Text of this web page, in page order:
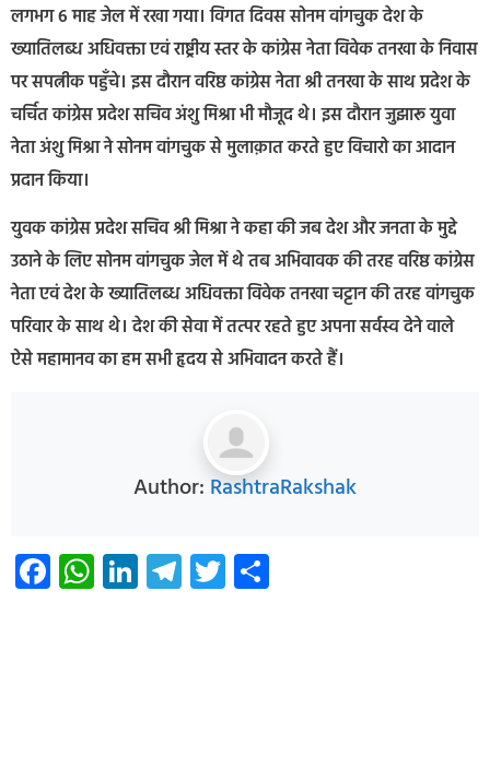
लगभग 6 माह जेल में रखा गया। विगत दिवस सोनम वांगचुक देश के
ख्यातिलब्ध अधिवक्ता एवं राष्ट्रीय स्तर के कांग्रेस नेता विवेक तनखा के निवास
पर सपत्नीक पहुँचे। इस दौरान वरिष्ठ कांग्रेस नेता श्री तनखा के साथ प्रदेश के
चर्चित कांग्रेस प्रदेश सचिव अंशु मिश्रा भी मौजूद थे। इस दौरान जुझारू युवा
नेता अंशु मिश्रा ने सोनम वांगचुक से मुलाक़ात करते हुए विचारो का आदान
प्रदान किया।
युवक कांग्रेस प्रदेश सचिव श्री मिश्रा ने कहा की जब देश और जनता के मुद्दे
उठाने के लिए सोनम वांगचुक जेल में थे तब अभिवावक की तरह वरिष्ठ कांग्रेस
नेता एवं देश के ख्यातिलब्ध अधिवक्ता विवेक तनखा चट्टान की तरह वांगचुक
परिवार के साथ थे। देश की सेवा में तत्पर रहते हुए अपना सर्वस्व देने वाले
ऐसे महामानव का हम सभी हृदय से अभिवादन करते हैं।
Author: RashtraRakshak
Facebook
WhatsApp
LinkedIn
Telegram
Twitter